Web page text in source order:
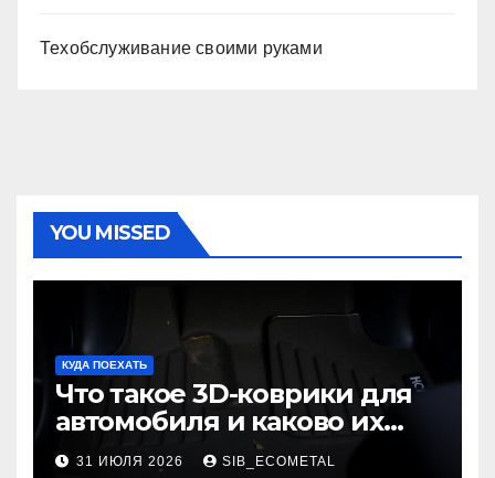
Техобслуживание своими руками
YOU MISSED
КУДА ПОЕХАТЬ
Что такое 3D-коврики для
автомобиля и каково их
основное назначение
31 ИЮЛЯ 2026 SIB_ECOMETAL